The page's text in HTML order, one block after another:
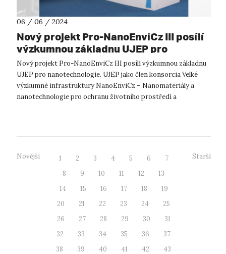
06 / 06 / 2024
Nový projekt Pro-NanoEnviCz III posílí
výzkumnou základnu UJEP pro
nanotechnologie
Nový projekt Pro-NanoEnviCz III posílí výzkumnou základnu
UJEP pro nanotechnologie. UJEP jako člen konsorcia Velké
výzkumné infrastruktury NanoEnviCz – Nanomateriály a
nanotechnologie pro ochranu životního prostředí a
Novější 1 2 3 4 5 6
7
8
9 10 11 12
13
14
15 16 17 18
19
20
21 22 23 24
25
26
27 28 29 30
31
32
33 34 35 36
37
38
39 40 41 42
43
Starší